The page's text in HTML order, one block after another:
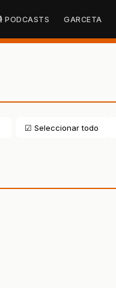
PODCASTS GARCETA
☑ Seleccionar todo